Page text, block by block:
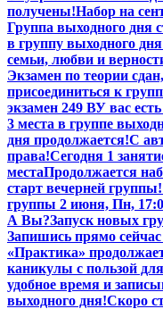
получены!Набор на
Группа выходного дня
в группу выходного
семьи, любви и
Экзамен по теории
присоединиться к
экзамен 249 ВУ вас
3 места в группе
дня продолжается!С
права!Сегодня 1
местаПродолжается
старт вечерней
группы 2 июня, Пн,
А Вы?Запуск новых
Запишись прямо сейчас
«Практика»
каникулы с пользой
удобное время и
выходного дня!Скоро